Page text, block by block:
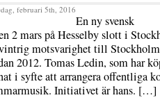
februari 5th, 2016
En ny svensk
2 mars på Hesselby slott i
motsvarighet till
2012. Tomas Ledin, som har
i syfte att arrangera offentliga
Initiativet är hans. […]